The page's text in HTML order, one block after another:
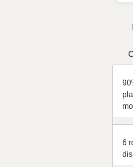
6